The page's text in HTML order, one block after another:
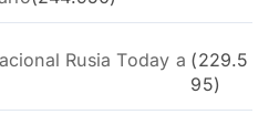
Rusia Today a (229.5
95)